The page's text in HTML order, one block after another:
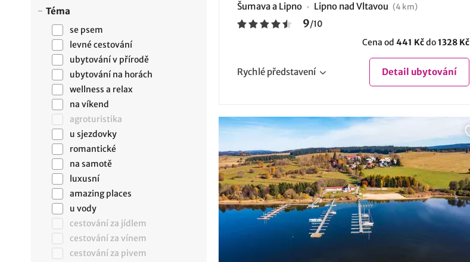
Téma
se psem
levné cestování
ubytování v přírodě
ubytování na horách
wellness a relax
na víkend
agroturistika
u sjezdovky
romantické
na samotě
luxusní
amazing places
u vody
cestování za jídlem
cestování za vínem
cestování za pivem
Šumava a Lipno Lipno nad Vltavou (4 km)
9/10
Cena od 441 Kčdo1328 Kč
Rychlé představení Detail ubytování